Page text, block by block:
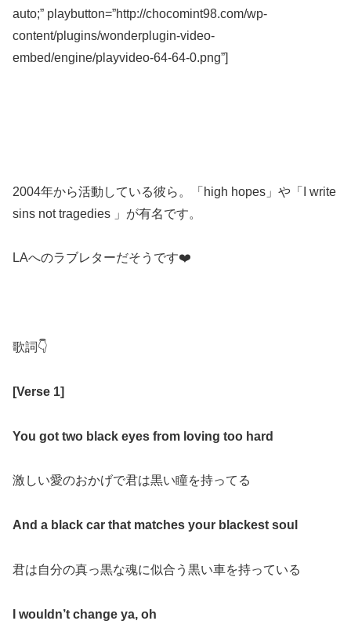
auto;” playbutton=”http://chocomint98.com/wp-
content/plugins/wonderplugin-video-
embed/engine/playvideo-64-64-0.png”]
2004年から活動している彼ら。「high hopes」や「I write
sins not tragedies 」が有名です。
LAへのラブレターだそうです❤️
歌詞👇
[Verse 1]
You got two black eyes from loving too hard
激しい愛のおかげで君は黒い瞳を持ってる
And a black car that matches your blackest soul
君は自分の真っ黒な魂に似合う黒い車を持っている
I wouldn’t change ya, oh